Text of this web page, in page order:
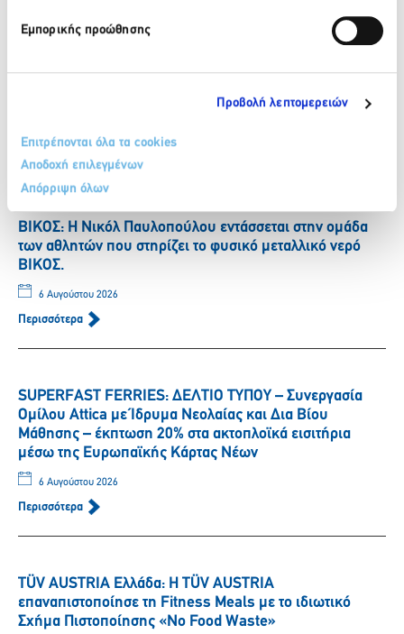
Εμπορικής προώθησης
Προβολή λεπτομερειών
Επιτρέπονται όλα τα cookies
Αποδοχή επιλεγμένων
Απόρριψη όλων
Πρόσφατα νέα
ΒΙΚΟΣ: Το φυσικό μεταλλικό νερό ΒΙΚΟΣ στο πλευρό της
αθλήτριας Γεωργίας Δαμασιώτη
Περισσότερα
ΒΙΚΟΣ: Η Νικόλ Παυλοπούλου εντάσσεται στην ομάδα
των αθλητών που στηρίζει το φυσικό μεταλλικό νερό
ΒΙΚΟΣ.
6 Αυγούστου 2026
Περισσότερα
SUPERFAST FERRIES: ΔΕΛΤΙΟ ΤΥΠΟΥ – Συνεργασία
Ομίλου Attica με Ίδρυμα Νεολαίας και Δια Βίου
Μάθησης – έκπτωση 20% στα ακτοπλοϊκά εισιτήρια
μέσω της Ευρωπαϊκής Κάρτας Νέων
6 Αυγούστου 2026
Περισσότερα
TÜV AUSTRIA Ελλάδα: Η TÜV AUSTRIA
επαναπιστοποίησε τη Fitness Meals με το ιδιωτικό
Σχήμα Πιστοποίησης «No Food Waste»